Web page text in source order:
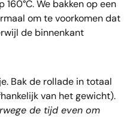
We bakken op een
om te voorkomen dat
de binnenkant
Bak de rollade in totaal
van het gewicht).
de tijd even om